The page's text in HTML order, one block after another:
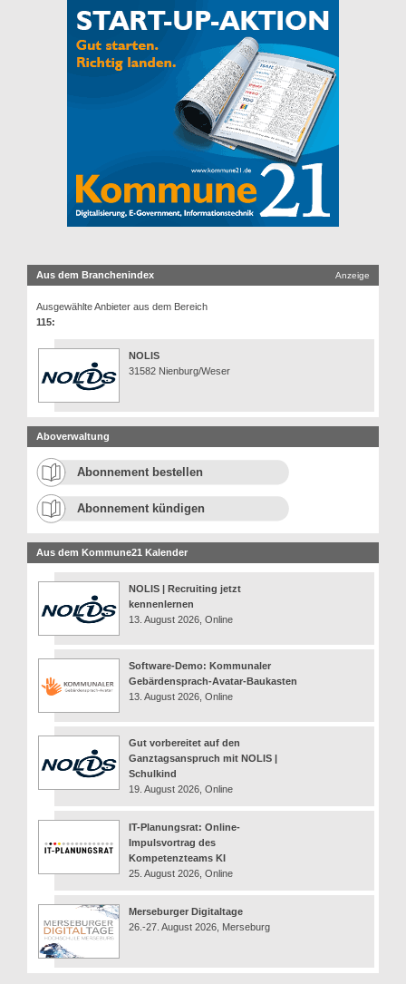
Aus dem Branchenindex Anzeige
Ausgewählte Anbieter aus dem Bereich
115:
NOLIS
31582 Nienburg/Weser
Aboverwaltung
Abonnement bestellen
Abonnement kündigen
Aus dem Kommune21 Kalender
NOLIS | Recruiting jetzt
kennenlernen
13. August 2026, Online
Software-Demo: Kommunaler
Gebärdensprach-Avatar-Baukasten
13. August 2026, Online
Gut vorbereitet auf den
Ganztagsanspruch mit NOLIS |
Schulkind
19. August 2026, Online
IT-Planungsrat: Online-
Impulsvortrag des
Kompetenzteams KI
25. August 2026, Online
Merseburger Digitaltage
26.-27. August 2026, Merseburg